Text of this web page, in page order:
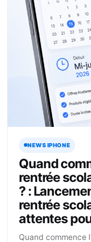
NEWS IPHONE
Quand
rentrée
? :
rentrée
attentes
Quand